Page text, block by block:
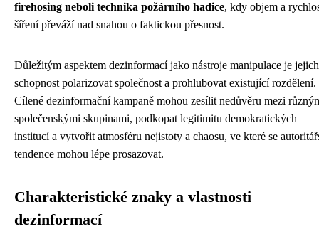
firehosing neboli technika požárního hadice, kdy objem a
šíření převáží nad snahou o faktickou přesnost.
Důležitým aspektem dezinformací jako nástroje manipulace je jejich
schopnost polarizovat společnost a prohlubovat existující rozdělení.
Cílené dezinformační kampaně mohou zesílit nedůvěru mezi
společenskými skupinami, podkopat legitimitu demokratických
institucí a vytvořit atmosféru nejistoty a chaosu, ve které se
tendence mohou lépe prosazovat.
Charakteristické znaky a vlastnosti
dezinformací